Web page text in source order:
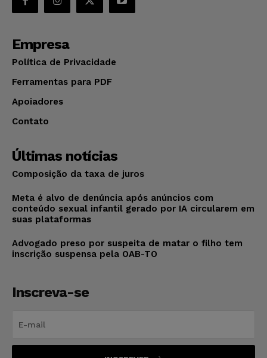
Empresa
Política de Privacidade
Ferramentas para PDF
Apoiadores
Contato
Últimas notícias
Composição da taxa de juros
Meta é alvo de denúncia após anúncios com
conteúdo sexual infantil gerado por IA circularem em
suas plataformas
Advogado preso por suspeita de matar o filho tem
inscrição suspensa pela OAB-TO
Inscreva-se